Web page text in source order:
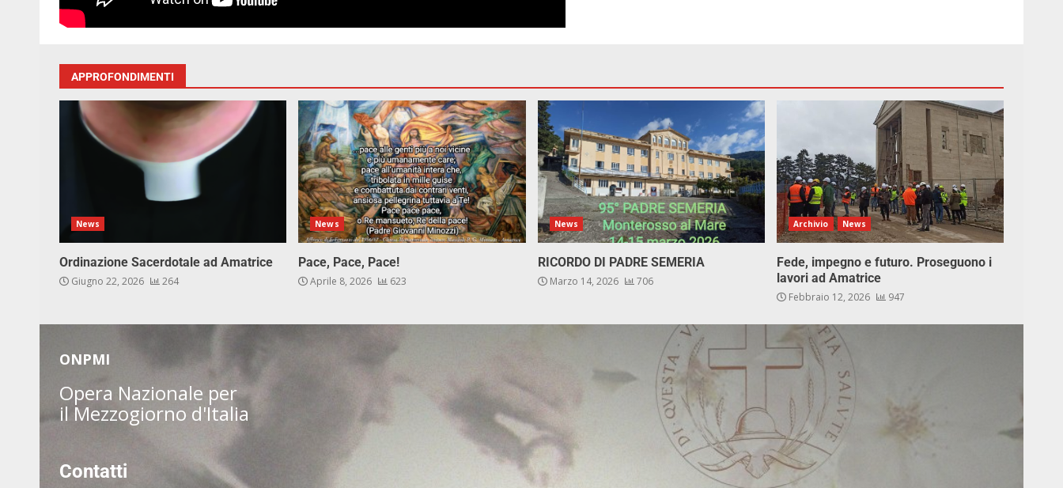
APPROFONDIMENTI
News
Ordinazione Sacerdotale ad Amatrice
Giugno 22, 2026 264
News
Pace, Pace, Pace!
Aprile 8, 2026 623
News
RICORDO DI PADRE SEMERIA
Marzo 14, 2026 706
Archivio News
Fede, impegno e futuro. Proseguono i
lavori ad Amatrice
Febbraio 12, 2026 947
ONPMI
Opera Nazionale per
il Mezzogiorno d'Italia
Contatti